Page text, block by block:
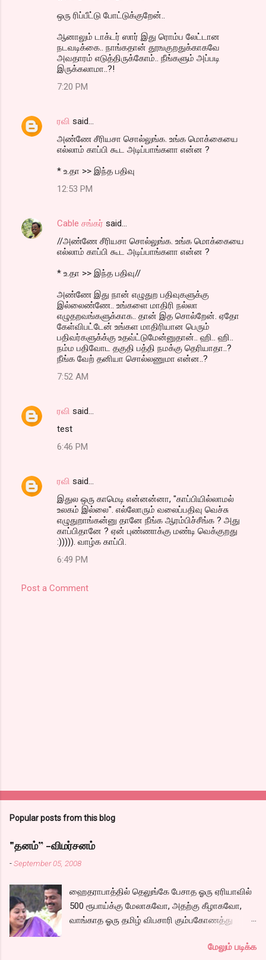
ஒரு ரிப்பீட்டு போட்டுக்குறேன்..
ஆனாலும் டாக்டர் ஸார் இது ரொம்ப லேட்டான
நடவடிக்கை.. நாங்கதான் தூஙகுறதுக்காகவே
அவதாரம் எடுத்திருக்கோம்.. நீங்களும் அப்படி
இருக்கலாமா..?!
7:20 PM
ரவி said…
அண்ணே சீரியசா சொல்லுங்க. உங்க மொக்கையை
எல்லாம் காப்பி கூட அடிப்பாங்களா என்ன ?
* உ.தா >> இந்த பதிவு
12:53 PM
Cable சங்கர் said…
//அண்ணே சீரியசா சொல்லுங்க. உங்க மொக்கையை
எல்லாம் காப்பி கூட அடிப்பாங்களா என்ன ?
* உ.தா >> இந்த பதிவு//
அண்ணே இது நான் எழுதுற பதிவுகளுக்கு
இல்லைண்ணே.. உங்களை மாதிரி நல்லா
எழுதறவங்களுக்காக.. தான் இத சொல்றேன். ஏதோ
கேள்விபட்டேன் உங்கள மாதிரியான பெரும்
பதிவர்களுக்க்கு உதவ்ட்டுமேன்னுதான்.. ஹி.. ஹி..
நம்ம பதிவோட தகுதி பத்தி நமக்கு தெரியாதா..?
நீங்க வேற் தனியா சொல்லணுமா என்ன..?
7:52 AM
ரவி said…
test
6:46 PM
ரவி said…
இதுல ஒரு காமெடி என்னன்னா, "காப்பியில்லாமல்
உலகம் இல்லை". எல்லோரும் வலைப்பதிவு வெச்சு
எழுதுறாங்கன்னு தானே நீங்க ஆரம்பிச்சீங்க ? அது
காப்பிதானே ? ஏன் புண்ணாக்கு மண்டி வெக்குறது
:))))). வாழ்க காப்பி.
6:49 PM
Post a Comment
Popular posts from this blog
"தனம்” -விமர்சனம்
-September 05, 2008
ஹைதராபாத்தில் தெலுங்கே பேசாத ஓரு ஏரியாவில்
500 ரூபாய்க்கு மேலாகவோ, அதற்கு கீழாகவோ,
வாங்காத ஓரு தமிழ் விபசாரி கும்பகோணத்து
வாழ்கைபடுகிறாள். அவளுடய வாழ்கை எப்படிமேலும் படிக்க